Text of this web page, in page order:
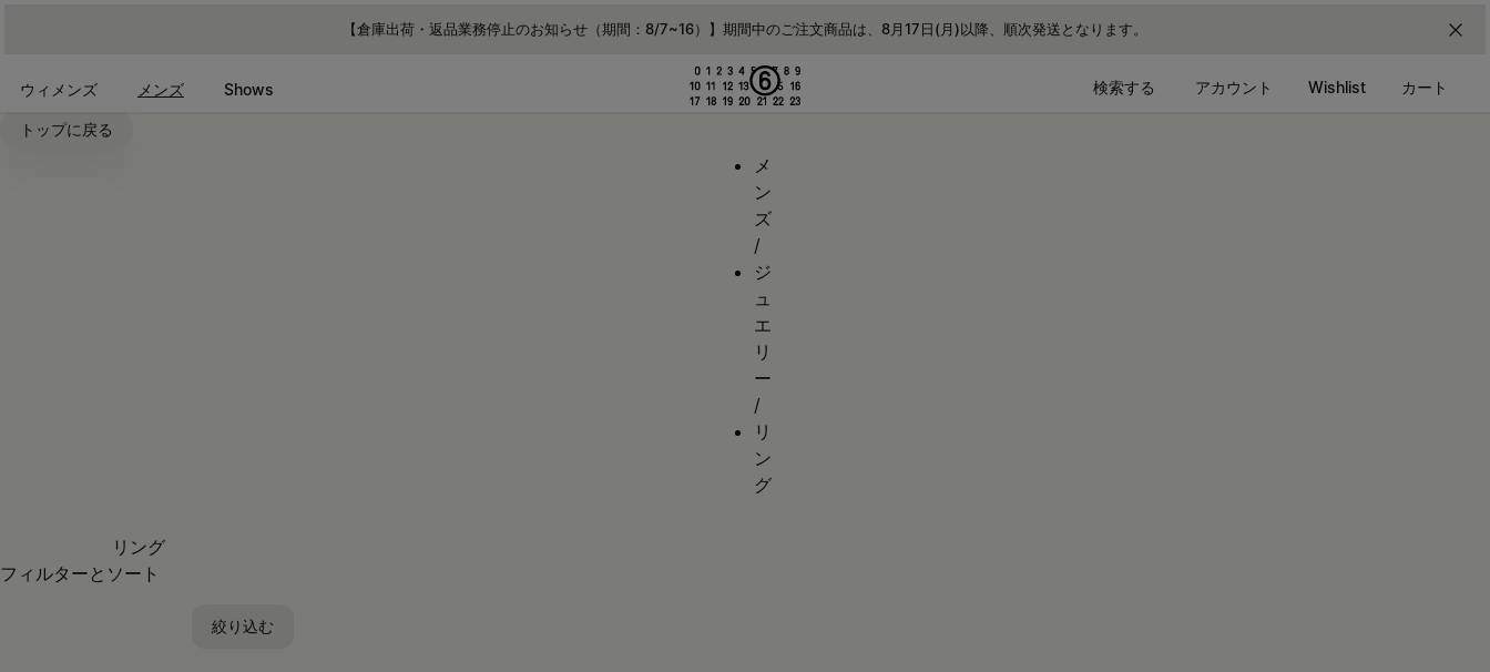
【倉庫出荷・返品業務停止のお知らせ（期間：8/7~16）】期間中のご注文商品は、8月17日(月)以降、順次発送となります。
ウィメンズ メンズ Shows 検索する アカウント Wishlist カート
トップに戻る
メ
ン
ズ
/
ジ
ュ
エ
リ
ー
/
リ
ン
グ
リング
フィルターとソート
絞り込む